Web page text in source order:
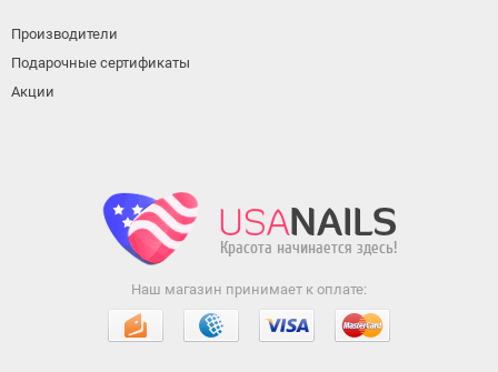
Производители
Подарочные сертификаты
Акции
Наш магазин принимает к оплате: